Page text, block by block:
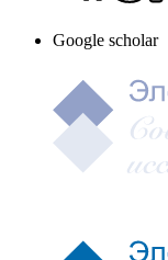
Google scholar